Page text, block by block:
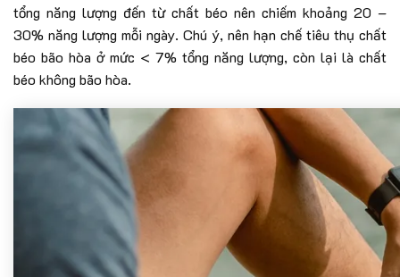
tổng năng lượng đến từ chất béo nên chiếm khoảng 20 –
30% năng lượng mỗi ngày. Chú ý, nên hạn chế tiêu thụ chất
béo bão hòa ở mức < 7% tổng năng lượng, còn lại là chất
béo không bão hòa.